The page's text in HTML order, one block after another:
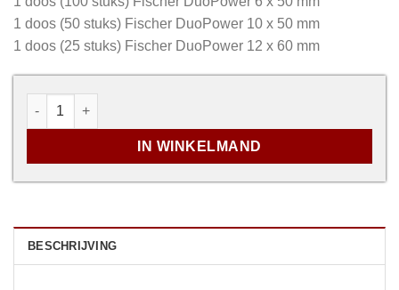
1 doos (50 stuks) Fischer DuoPower 10 x 50 mm
1 doos (25 stuks) Fischer DuoPower 12 x 60 mm
Promopakket - Fischer DuoPower Pluggen aantal
IN WINKELMAND
BESCHRIJVING